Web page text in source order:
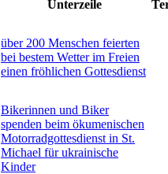
Unterzeile
über 200 Menschen feierten
bei bestem Wetter im Freien
einen fröhlichen Gottesdienst
Bikerinnen und Biker
spenden beim ökumenischen
Motorradgottesdienst in St.
Michael für ukrainische
Kinder